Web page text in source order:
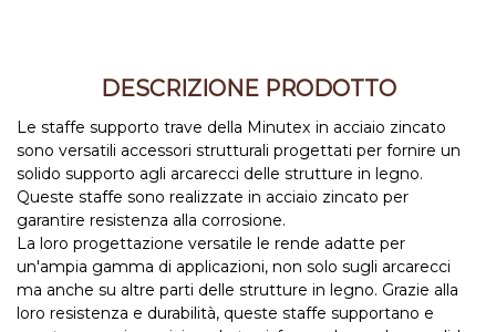
DESCRIZIONE PRODOTTO
Le staffe supporto trave della Minutex in acciaio zincato
sono versatili accessori strutturali progettati per fornire un
solido supporto agli arcarecci delle strutture in legno.
Queste staffe sono realizzate in acciaio zincato per
garantire resistenza alla corrosione.
La loro progettazione versatile le rende adatte per
un'ampia gamma di applicazioni, non solo sugli arcarecci
ma anche su altre parti delle strutture in legno. Grazie alla
loro resistenza e durabilità, queste staffe supportano e